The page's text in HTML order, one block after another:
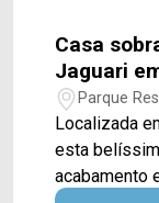
Casa sobrado no bairro residencial
Jaguari
Parque
Localizada
esta
acabamento